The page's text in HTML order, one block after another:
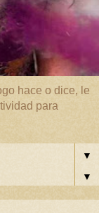
hace o dice, le
para
▼
▼